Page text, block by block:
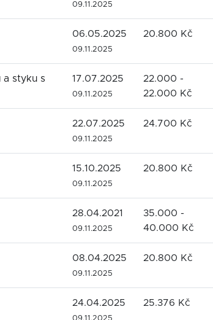
09.11.2025
06.05.2025
09.11.2025
20.800 Kč
a styku s
17.07.2025
09.11.2025
22.000 -
22.000 Kč
22.07.2025
09.11.2025
24.700 Kč
15.10.2025
09.11.2025
20.800 Kč
28.04.2021
09.11.2025
35.000 -
40.000 Kč
08.04.2025
09.11.2025
20.800 Kč
24.04.2025 25.376 Kč